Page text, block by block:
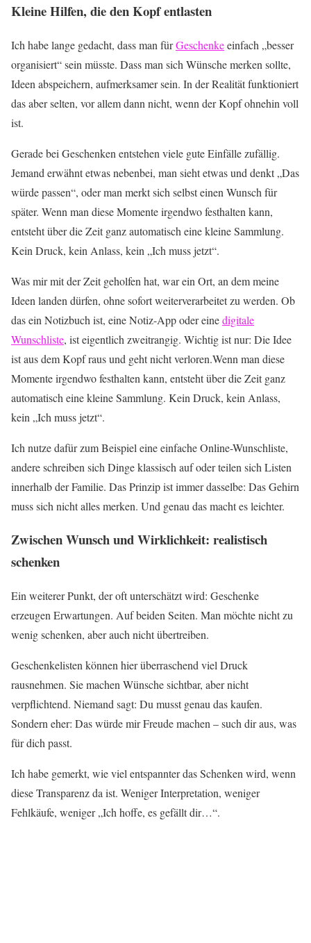
Kleine Hilfen, die den Kopf entlasten
Ich habe lange gedacht, dass man fürGeschenkeeinfach „besser
organisiert“ sein müsste. Dass man sich Wünsche merken sollte,
Ideen abspeichern, aufmerksamer sein. In der Realität funktioniert
das aber selten, vor allem dann nicht, wenn der Kopf ohnehin voll
ist.
Gerade bei Geschenken entstehen viele gute Einfälle zufällig.
Jemand erwähnt etwas nebenbei, man sieht etwas und denkt „Das
würde passen“, oder man merkt sich selbst einen Wunsch für
später. Wenn man diese Momente irgendwo festhalten kann,
entsteht über die Zeit ganz automatisch eine kleine Sammlung.
Kein Druck, kein Anlass, kein „Ich muss jetzt“.
Was mir mit der Zeit geholfen hat, war ein Ort, an dem meine
Ideen landen dürfen, ohne sofort weiterverarbeitet zu werden. Ob
das ein Notizbuch ist, eine Notiz-App oder einedigitale
Wunschliste, ist eigentlich zweitrangig. Wichtig ist nur: Die Idee
ist aus dem Kopf raus und geht nicht verloren.Wenn man diese
Momente irgendwo festhalten kann, entsteht über die Zeit ganz
automatisch eine kleine Sammlung. Kein Druck, kein Anlass,
kein „Ich muss jetzt“.
Ich nutze dafür zum Beispiel eine einfache Online-Wunschliste,
andere schreiben sich Dinge klassisch auf oder teilen sich Listen
innerhalb der Familie. Das Prinzip ist immer dasselbe: Das Gehirn
muss sich nicht alles merken. Und genau das macht es leichter.
Zwischen Wunsch und Wirklichkeit: realistisch
schenken
Ein weiterer Punkt, der oft unterschätzt wird: Geschenke
erzeugen Erwartungen. Auf beiden Seiten. Man möchte nicht zu
wenig schenken, aber auch nicht übertreiben.
Geschenkelisten können hier überraschend viel Druck
rausnehmen. Sie machen Wünsche sichtbar, aber nicht
verpflichtend. Niemand sagt: Du musst genau das kaufen.
Sondern eher: Das würde mir Freude machen – such dir aus, was
für dich passt.
Ich habe gemerkt, wie viel entspannter das Schenken wird, wenn
diese Transparenz da ist. Weniger Interpretation, weniger
Fehlkäufe, weniger „Ich hoffe, es gefällt dir…“.